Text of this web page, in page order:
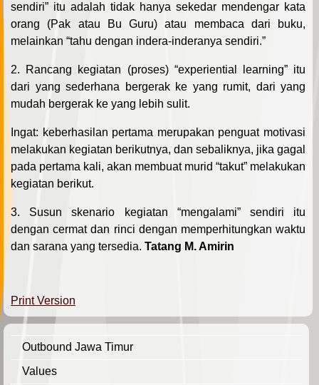
sendiri” itu adalah tidak hanya sekedar mendengar kata
orang (Pak atau Bu Guru) atau membaca dari buku,
melainkan “tahu dengan indera-inderanya sendiri.”
2. Rancang kegiatan (proses) “experiential learning” itu
dari yang sederhana bergerak ke yang rumit, dari yang
mudah bergerak ke yang lebih sulit.
Ingat: keberhasilan pertama merupakan penguat motivasi
melakukan kegiatan berikutnya, dan sebaliknya, jika gagal
pada pertama kali, akan membuat murid “takut” melakukan
kegiatan berikut.
3. Susun skenario kegiatan “mengalami” sendiri itu
dengan cermat dan rinci dengan memperhitungkan waktu
dan sarana yang tersedia. Tatang M. Amirin
Print Version
Outbound Jawa Timur
Values